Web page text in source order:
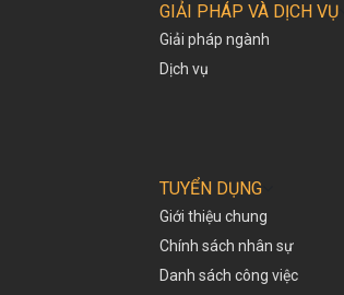
GIẢI PHÁP VÀ DỊCH VỤ
Giải pháp ngành
Dịch vụ
TUYỂN DỤNG
Giới thiệu chung
Chính sách nhân sự
Danh sách công việc